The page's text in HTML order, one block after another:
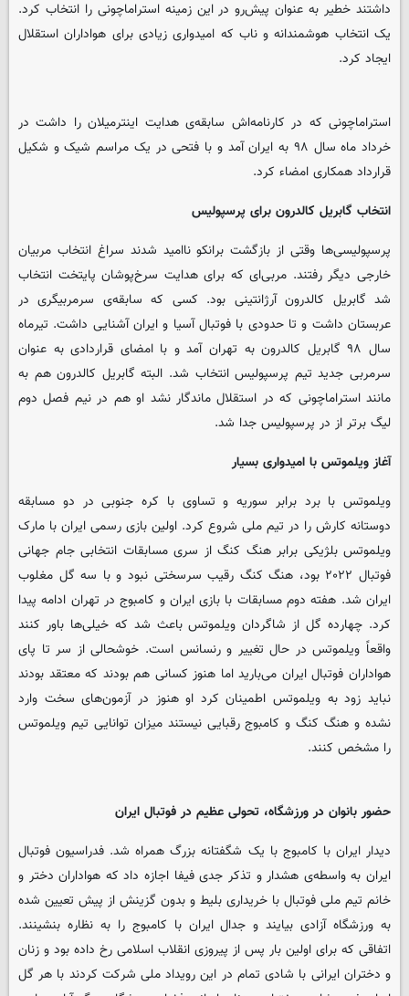
داشتند خطیر به عنوان پیش‌رو در این زمینه استراماچونی را انتخاب کرد.
یک انتخاب هوشمندانه و ناب که امیدواری زیادی برای هواداران استقلال
ایجاد کرد.
استراماچونی که در کارنامه‌اش سابقه‌ی هدایت اینترمیلان را داشت در
خرداد ماه سال ۹۸ به ایران آمد و با فتحی در یک مراسم شیک و شکیل
قرارداد همکاری امضاء کرد.
انتخاب گابریل کالدرون برای پرسپولیس
پرسپولیسی‌ها وقتی از بازگشت برانکو ناامید شدند سراغ انتخاب مربیان
خارجی دیگر رفتند. مربی‌ای که برای هدایت سرخ‌پوشان پایتخت انتخاب
شد گابریل کالدرون آرژانتینی بود. کسی که سابقه‌ی سرمربیگری در
عربستان داشت و تا حدودی با فوتبال آسیا و ایران آشنایی داشت. تیرماه
سال ۹۸ گابریل کالدرون به تهران آمد و با امضای قراردادی به عنوان
سرمربی جدید تیم پرسپولیس انتخاب شد. البته گابریل کالدرون هم به
مانند استراماچونی که در استقلال ماندگار نشد او هم در نیم فصل دوم
لیگ برتر از در پرسپولیس جدا شد.
آغاز ویلموتس با امیدواری بسیار
ویلموتس با برد برابر سوریه و تساوی با کره جنوبی در دو مسابقه
دوستانه کارش را در تیم ملی شروع کرد. اولین بازی رسمی ایران با مارک
ویلموتس بلژیکی برابر هنگ کنگ از سری مسابقات انتخابی جام جهانی
فوتبال ۲۰۲۲ بود، هنگ کنگ رقیب سرسختی نبود و با سه گل مغلوب
ایران شد. هفته دوم مسابقات با بازی ایران و کامبوج در تهران ادامه پیدا
کرد. چهارده گل از شاگردان ویلموتس باعث شد که خیلی‌ها باور کنند
واقعاً ویلموتس در حال تغییر و رنسانس است. خوشحالی از سر تا پای
هواداران فوتبال ایران می‌بارید اما هنوز کسانی هم بودند که معتقد بودند
نباید زود به ویلموتس اطمینان کرد او هنوز در آزمون‌های سخت وارد
نشده و هنگ کنگ و کامبوج رقبایی نیستند میزان توانایی تیم ویلموتس
را مشخص کنند.
حضور بانوان در ورزشگاه‌، تحولی عظیم در فوتبال ایران
دیدار ایران با کامبوج با یک شگفتانه بزرگ همراه شد. فدراسیون فوتبال
ایران به واسطه‌ی هشدار و تذکر جدی فیفا اجازه داد که هواداران دختر و
خانم تیم ملی فوتبال با خریداری بلیط و بدون گزینش از پیش تعیین شده
به ورزشگاه آزادی بیایند و جدال ایران با کامبوج را به نظاره بنشینند.
اتفاقی که برای اولین بار پس از پیروزی انقلاب اسلامی رخ داده بود و زنان
و دختران ایرانی با شادی تمام در این رویداد ملی شرکت کردند با هر گل